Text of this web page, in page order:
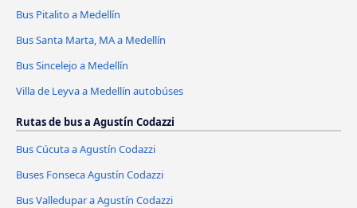
Bus Pitalito a Medellín
Bus Santa Marta, MA a Medellín
Bus Sincelejo a Medellín
Villa de Leyva a Medellín autobúses
Rutas de bus a Agustín Codazzi
Bus Cúcuta a Agustín Codazzi
Buses Fonseca Agustín Codazzi
Bus Valledupar a Agustín Codazzi